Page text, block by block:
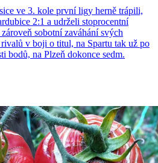
ve 3. kole první ligy herně trápili,
2:1 a udrželi stoprocentní
sobotní zaváhání svých
v boji o titul, na Spartu tak už po
bodů, na Plzeň dokonce sedm.